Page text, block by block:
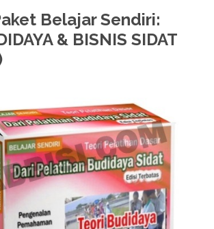
Belajar Sendiri:
& BISNIS SIDAT